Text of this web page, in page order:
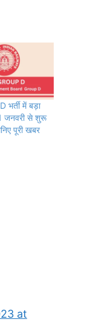
भर्ती में बड़ा
जनवरी से शुरू
पूरी खबर
at